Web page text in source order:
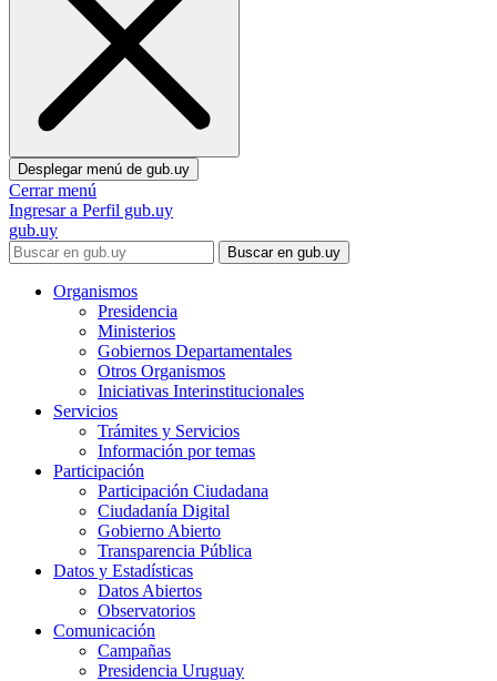
Desplegar menú de gub.uy
Cerrar menú
Ingresar a Perfil gub.uy
gub.uy
Buscar en gub.uy
Organismos
Presidencia
Ministerios
Gobiernos Departamentales
Otros Organismos
Iniciativas Interinstitucionales
Servicios
Trámites y Servicios
Información por temas
Participación
Participación Ciudadana
Ciudadanía Digital
Gobierno Abierto
Transparencia Pública
Datos y Estadísticas
Datos Abiertos
Observatorios
Comunicación
Campañas
Presidencia Uruguay